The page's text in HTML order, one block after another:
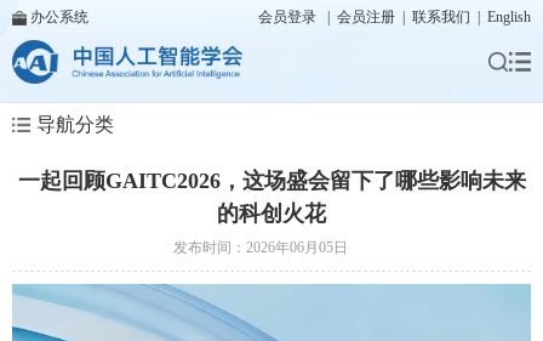
办公系统 会员登录 会员注册 联系我们 English
导航分类
一起回顾GAITC2026，这场盛会留下了哪些影响未来
的科创火花
发布时间：2026年06月05日